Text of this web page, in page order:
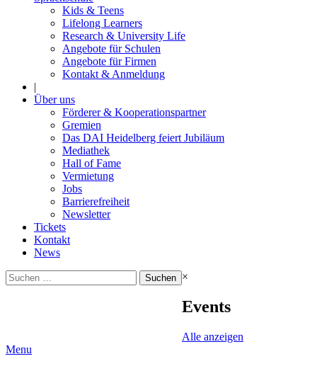
Kids & Teens
Lifelong Learners
Research & University Life
Angebote für Schulen
Angebote für Firmen
Kontakt & Anmeldung
|
Über uns
Förderer & Kooperationspartner
Gremien
Das DAI Heidelberg feiert Jubiläum
Mediathek
Hall of Fame
Vermietung
Jobs
Barrierefreiheit
Newsletter
Tickets
Kontakt
News
Suchen
nach:
×
Events
Alle anzeigen
Menu